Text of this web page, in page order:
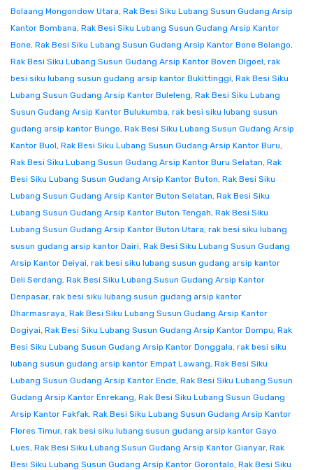
Bolaang Mongondow Utara, Rak Besi Siku Lubang Susun Gudang Arsip
Kantor Bombana, Rak Besi Siku Lubang Susun Gudang Arsip Kantor
Bone, Rak Besi Siku Lubang Susun Gudang Arsip Kantor Bone Bolango,
Rak Besi Siku Lubang Susun Gudang Arsip Kantor Boven Digoel, rak
besi siku lubang susun gudang arsip kantor Bukittinggi, Rak Besi Siku
Lubang Susun Gudang Arsip Kantor Buleleng, Rak Besi Siku Lubang
Susun Gudang Arsip Kantor Bulukumba, rak besi siku lubang susun
gudang arsip kantor Bungo, Rak Besi Siku Lubang Susun Gudang Arsip
Kantor Buol, Rak Besi Siku Lubang Susun Gudang Arsip Kantor Buru,
Rak Besi Siku Lubang Susun Gudang Arsip Kantor Buru Selatan, Rak
Besi Siku Lubang Susun Gudang Arsip Kantor Buton, Rak Besi Siku
Lubang Susun Gudang Arsip Kantor Buton Selatan, Rak Besi Siku
Lubang Susun Gudang Arsip Kantor Buton Tengah, Rak Besi Siku
Lubang Susun Gudang Arsip Kantor Buton Utara, rak besi siku lubang
susun gudang arsip kantor Dairi, Rak Besi Siku Lubang Susun Gudang
Arsip Kantor Deiyai, rak besi siku lubang susun gudang arsip kantor
Deli Serdang, Rak Besi Siku Lubang Susun Gudang Arsip Kantor
Denpasar, rak besi siku lubang susun gudang arsip kantor
Dharmasraya, Rak Besi Siku Lubang Susun Gudang Arsip Kantor
Dogiyai, Rak Besi Siku Lubang Susun Gudang Arsip Kantor Dompu, Rak
Besi Siku Lubang Susun Gudang Arsip Kantor Donggala, rak besi siku
lubang susun gudang arsip kantor Empat Lawang, Rak Besi Siku
Lubang Susun Gudang Arsip Kantor Ende, Rak Besi Siku Lubang Susun
Gudang Arsip Kantor Enrekang, Rak Besi Siku Lubang Susun Gudang
Arsip Kantor Fakfak, Rak Besi Siku Lubang Susun Gudang Arsip Kantor
Flores Timur, rak besi siku lubang susun gudang arsip kantor Gayo
Lues, Rak Besi Siku Lubang Susun Gudang Arsip Kantor Gianyar, Rak
Besi Siku Lubang Susun Gudang Arsip Kantor Gorontalo, Rak Besi Siku